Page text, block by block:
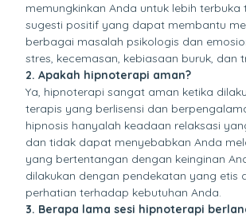
memungkinkan Anda untuk lebih terbuka
sugesti positif yang dapat membantu
berbagai masalah psikologis dan
stres, kecemasan, kebiasaan buruk, dan
2. Apakah hipnoterapi aman?
Ya, hipnoterapi sangat aman ketika
terapis yang berlisensi dan
hipnosis hanyalah keadaan relaksasi
dan tidak dapat menyebabkan Anda
yang bertentangan dengan keinginan
dilakukan dengan pendekatan yang etis
perhatian terhadap kebutuhan Anda.
3. Berapa lama sesi hipnoterapi